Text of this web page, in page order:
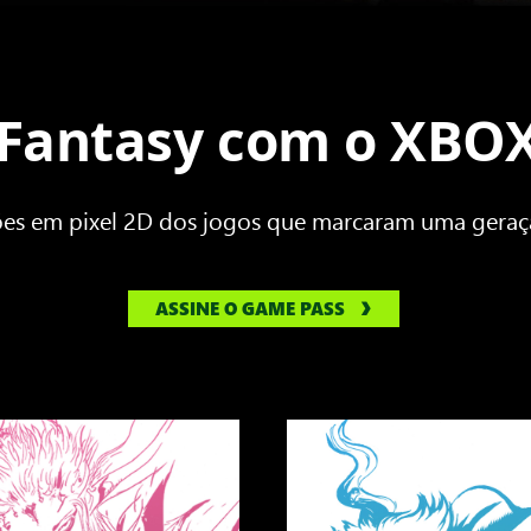
com o
em pixel 2D dos jogos que marcaram uma
ASSINE O GAME PASS